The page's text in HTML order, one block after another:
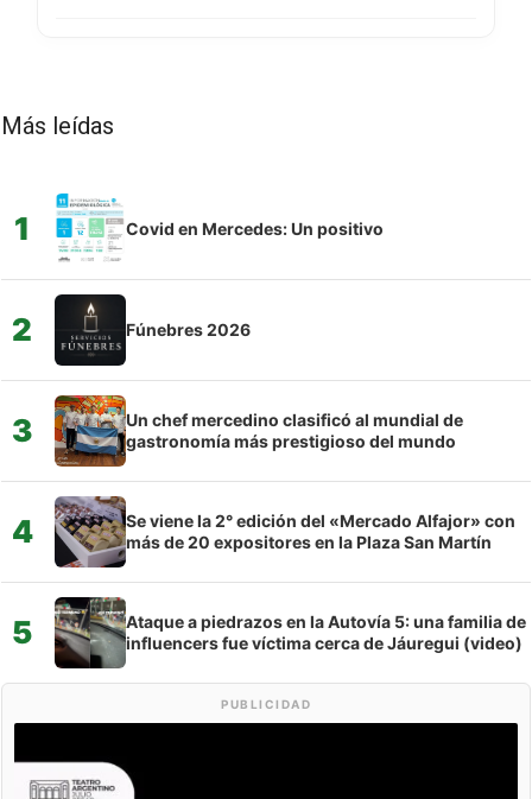
Más leídas
1 Covid en Mercedes: Un positivo
2 Fúnebres 2026
3
Un chef mercedino clasificó al mundial de
gastronomía más prestigioso del mundo
4
Se viene la 2° edición del «Mercado Alfajor» con
más de 20 expositores en la Plaza San Martín
5
Ataque a piedrazos en la Autovía 5: una familia de
influencers fue víctima cerca de Jáuregui (video)
PUBLICIDAD